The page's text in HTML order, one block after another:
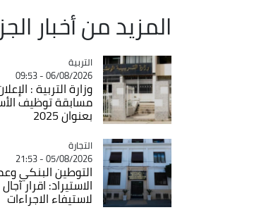
المزيد من أخبار
Catégorie
التربية
06/08/2026 - 09:53
وزارة التربية :
مسابقة توظيف
بعنوان 2025
Catégorie
التجارة
05/08/2026 - 21:53
التوطين البنكي
الاستيراد: اقرار
لاستيفاء الاجراءات